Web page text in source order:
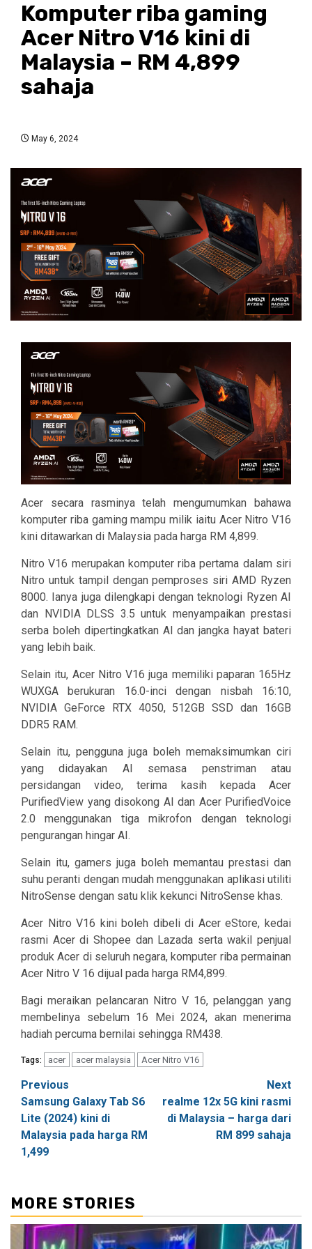
Komputer riba gaming
Acer Nitro V16 kini di
Malaysia – RM 4,899
sahaja
May 6, 2024
Acer secara rasminya telah mengumumkan bahawa
komputer riba gaming mampu milik iaitu Acer Nitro V16
kini ditawarkan di Malaysia pada harga RM 4,899.
Nitro V16 merupakan komputer riba pertama dalam siri
Nitro untuk tampil dengan pemproses siri AMD Ryzen
8000. Ianya juga dilengkapi dengan teknologi Ryzen AI
dan NVIDIA DLSS 3.5 untuk menyampaikan prestasi
serba boleh dipertingkatkan AI dan jangka hayat bateri
yang lebih baik.
Selain itu, Acer Nitro V16 juga memiliki paparan 165Hz
WUXGA berukuran 16.0-inci dengan nisbah 16:10,
NVIDIA GeForce RTX 4050, 512GB SSD dan 16GB
DDR5 RAM.
Selain itu, pengguna juga boleh memaksimumkan ciri
yang didayakan AI semasa penstriman atau
persidangan video, terima kasih kepada Acer
PurifiedView yang disokong AI dan Acer PurifiedVoice
2.0 menggunakan tiga mikrofon dengan teknologi
pengurangan hingar AI.
Selain itu, gamers juga boleh memantau prestasi dan
suhu peranti dengan mudah menggunakan aplikasi utiliti
NitroSense dengan satu klik kekunci NitroSense khas.
Acer Nitro V16 kini boleh dibeli di Acer eStore, kedai
rasmi Acer di Shopee dan Lazada serta wakil penjual
produk Acer di seluruh negara, komputer riba permainan
Acer Nitro V 16 dijual pada harga RM4,899.
Bagi meraikan pelancaran Nitro V 16, pelanggan yang
membelinya sebelum 16 Mei 2024, akan menerima
hadiah percuma bernilai sehingga RM438.
Tags: acer acer malaysia Acer Nitro V16
Post
navigation
Previous
Samsung Galaxy Tab S6
Lite (2024) kini di
Malaysia pada harga RM
1,499
Next
realme 12x 5G kini rasmi
di Malaysia – harga dari
RM 899 sahaja
MORE STORIES